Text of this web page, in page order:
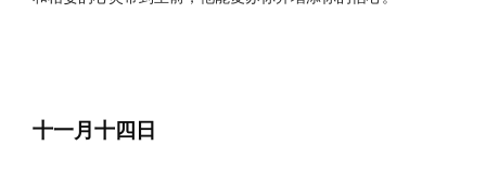
十一月十四日